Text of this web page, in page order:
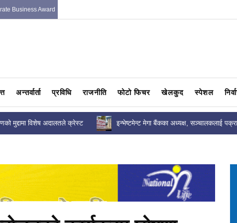
Business Award
अन्तर्वार्ता प्रविधि राजनीति फोटो फिचर खेलकुद स्पेशल
बैंकका अध्यक्ष, सञ्चालकलाई पक्राउ
नेपालको अटोमोबाइल क्षेत्रका चुनौती, नीति, सडक